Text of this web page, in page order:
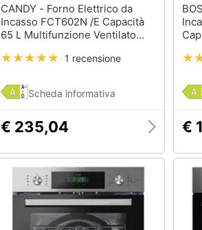
CANDY - Forno Elettrico da
Incasso FCT602N /E Capacità
65 L Multifunzione Ventilato
1 recensione
Scheda informativa
€ 235,04
BOSCH -
€